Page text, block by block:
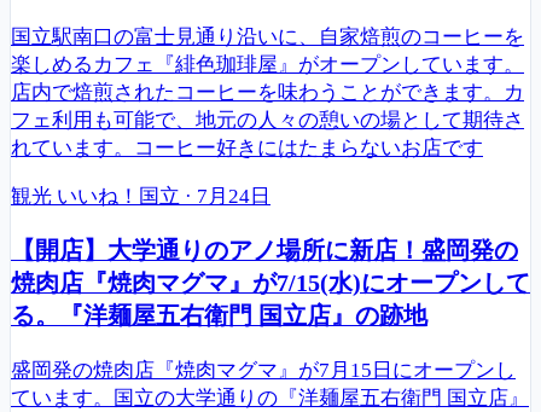
国立駅南口の富士見通り沿いに、自家焙煎のコーヒーを
楽しめるカフェ『緋色珈琲屋』がオープンしています。
店内で焙煎されたコーヒーを味わうことができます。カ
フェ利用も可能で、地元の人々の憩いの場として期待さ
れています。コーヒー好きにはたまらないお店です
観光 いいね！国立 · 7月24日
【開店】大学通りのアノ場所に新店！盛岡発の
焼肉店『焼肉マグマ』が7/15(水)にオープンして
る。『洋麺屋五右衛門 国立店』の跡地
盛岡発の焼肉店『焼肉マグマ』が7月15日にオープンし
ています。国立の大学通りの『洋麺屋五右衛門 国立店』